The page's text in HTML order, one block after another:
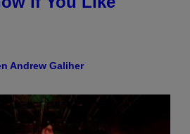
Andrew Galiher